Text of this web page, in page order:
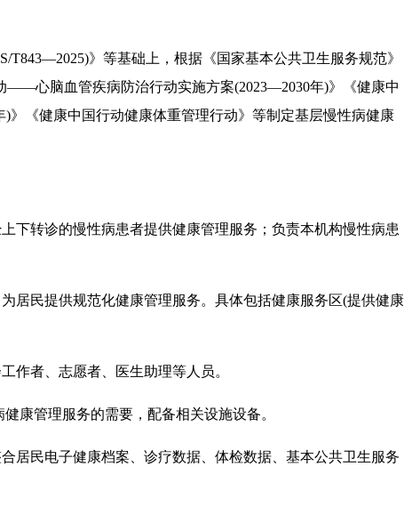
》等基础上，根据《国家基本公共卫生服务规范》
——心脑血管疾病防治行动实施方案(2023—2030年)》《健康中
《健康中国行动健康体重管理行动》等制定基层慢性病健康
转诊的慢性病患者提供健康管理服务；负责本机构慢性病患
民提供规范化健康管理服务。具体包括健康服务区(提供健康
者、志愿者、医生助理等人员。
康管理服务的需要，配备相关设施设备。
居民电子健康档案、诊疗数据、体检数据、基本公共卫生服务